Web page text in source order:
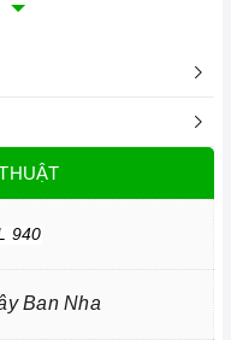
+ nút pop-up. Mặt
năng vệ sinh
âm sang trọng, hiện
không gỉ. không
940
Ban Nha